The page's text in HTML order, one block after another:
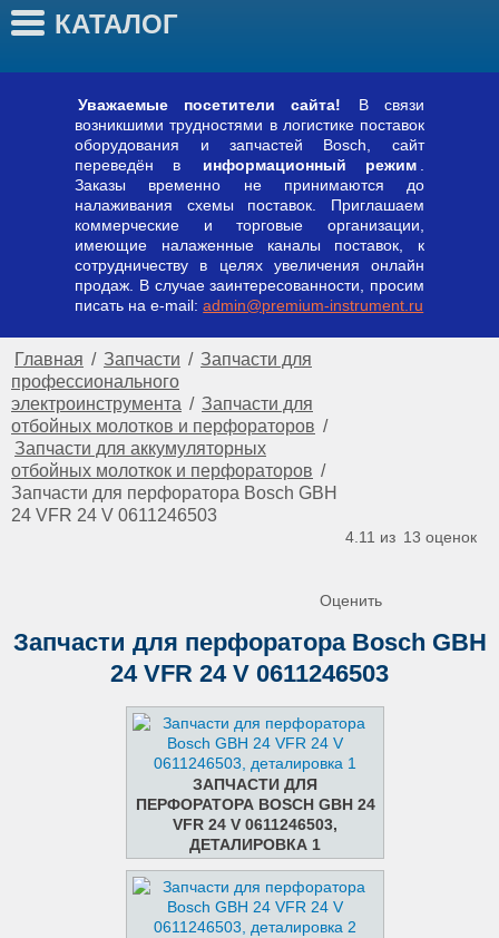
КАТАЛОГ
Уважаемые посетители сайта!
В связи
возникшими трудностями в логистике поставок
оборудования и запчастей Bosch, сайт
переведён в
информационный режим
Заказы временно не принимаются до
налаживания схемы поставок. Приглашаем
коммерческие и торговые организации,
имеющие налаженные каналы поставок, к
сотрудничеству в целях увеличения онлайн
продаж. В случае заинтересованности, просим
писать на e-mail:admin@premium-instrument.ru
Главная / Запчасти / Запчасти для
профессионального
электроинструмента / Запчасти для
отбойных молотков и перфораторов /
Запчасти для аккумуляторных
отбойных молоткок и перфораторов /
Запчасти для перфоратора Bosch GBH
24 VFR 24 V 0611246503
4.11 из 13 оценок
Оценить
Запчасти для перфоратора Bosch GBH
24 VFR 24 V 0611246503
ЗАПЧАСТИ ДЛЯ
ПЕРФОРАТОРА BOSCH GBH 24
VFR 24 V 0611246503,
ДЕТАЛИРОВКА 1